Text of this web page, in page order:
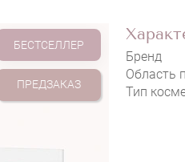
БЕСТСЕЛЛЕР
ПРЕДЗАКАЗ
Бренд
Область
Тип